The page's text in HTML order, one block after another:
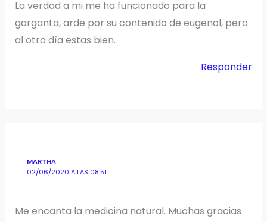
La verdad a mi me ha funcionado para la
garganta, arde por su contenido de eugenol, pero
al otro día estas bien.
Responder
MARTHA
02/06/2020 A LAS 08:51
Me encanta la medicina natural. Muchas gracias